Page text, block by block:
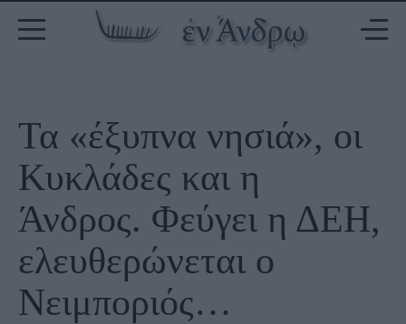
Τα «έξυπνα νησιά», οι
Κυκλάδες και η
Άνδρος. Φεύγει η ΔΕΗ,
ελευθερώνεται ο
Νειμποριός…